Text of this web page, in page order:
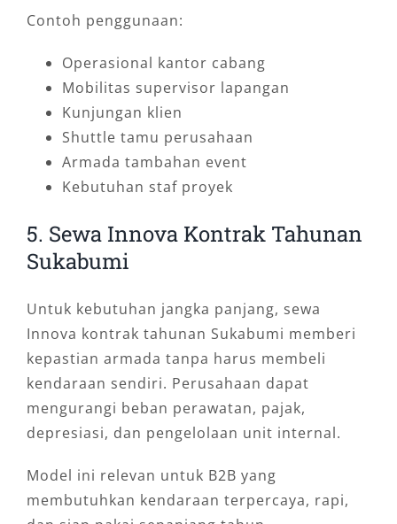
Contoh penggunaan:
Operasional kantor cabang
Mobilitas supervisor lapangan
Kunjungan klien
Shuttle tamu perusahaan
Armada tambahan event
Kebutuhan staf proyek
5. Sewa Innova Kontrak Tahunan
Sukabumi
Untuk kebutuhan jangka panjang, sewa
Innova kontrak tahunan Sukabumi memberi
kepastian armada tanpa harus membeli
kendaraan sendiri. Perusahaan dapat
mengurangi beban perawatan, pajak,
depresiasi, dan pengelolaan unit internal.
Model ini relevan untuk B2B yang
membutuhkan kendaraan terpercaya, rapi,